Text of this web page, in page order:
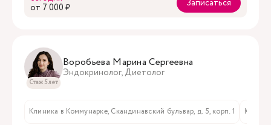
oт 7 000 ₽
Записаться
Стаж 5 лет
Воробьева Марина Сергеевна
Эндокринолог, Диетолог
Клиника в Коммунарке, Скандинавский бульвар, д. 5, корп. 1